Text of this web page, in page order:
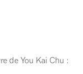
de You Kai Chu :